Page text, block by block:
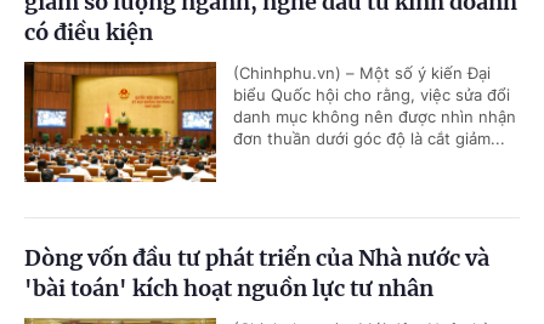
có điều kiện
(Chinhphu.vn) – Một số ý kiến Đại
biểu Quốc hội cho rằng, việc sửa đổi
danh mục không nên được nhìn nhận
đơn thuần dưới góc độ là cắt giảm...
Dòng vốn đầu tư phát triển của Nhà nước và
'bài toán' kích hoạt nguồn lực tư nhân